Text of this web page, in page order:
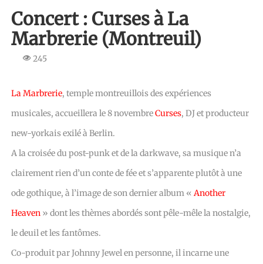
Concert : Curses à La
Marbrerie (Montreuil)
245
La Marbrerie, temple montreuillois des expériences
musicales, accueillera le 8 novembreCurses, DJ et producteur
new-yorkais exilé à Berlin.
A la croisée du post-punk et de la darkwave, sa musique n’a
clairement rien d’un conte de fée et s’apparente plutôt à une
ode gothique, à l’image de son dernier album «Another
Heaven » dont les thèmes abordés sont pêle-mêle la nostalgie,
le deuil et les fantômes.
Co-produit par Johnny Jewel en personne, il incarne une